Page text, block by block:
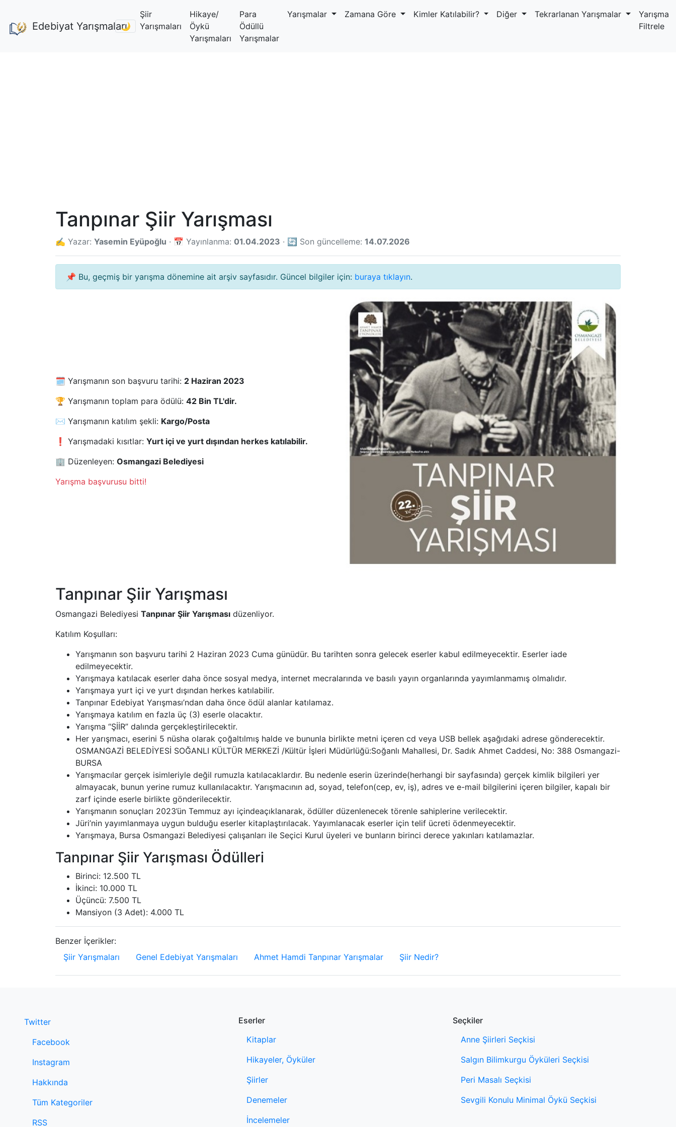
Edebiyat Yarışmaları
🌙
Şiir
Yarışmaları
Hikaye/
Öykü
Yarışmaları
Para
Ödüllü
Yarışmalar
Yarışmalar Zamana Göre Kimler Katılabilir? Diğer Tekrarlanan Yarışmalar
Yarışma
Filtrele
Tanpınar Şiir Yarışması
✍️ Yazar: Yasemin Eyüpoğlu · 📅 Yayınlanma: 01.04.2023 · 🔄 Son güncelleme: 14.07.2026
📌 Bu, geçmiş bir yarışma dönemine ait arşiv sayfasıdır. Güncel bilgiler için: buraya tıklayın.
🗓️ Yarışmanın son başvuru tarihi: 2 Haziran 2023
🏆 Yarışmanın toplam para ödülü: 42 Bin TL'dir.
✉️ Yarışmanın katılım şekli: Kargo/Posta
❗ Yarışmadaki kısıtlar: Yurt içi ve yurt dışından herkes katılabilir.
🏢 Düzenleyen: Osmangazi Belediyesi
Yarışma başvurusu bitti!
Tanpınar Şiir Yarışması
Osmangazi Belediyesi Tanpınar Şiir Yarışması düzenliyor.
Katılım Koşulları:
Yarışmanın son başvuru tarihi 2 Haziran 2023 Cuma günüdür. Bu tarihten sonra gelecek eserler kabul edilmeyecektir. Eserler iade
edilmeyecektir.
Yarışmaya katılacak eserler daha önce sosyal medya, internet mecralarında ve basılı yayın organlarında yayımlanmamış olmalıdır.
Yarışmaya yurt içi ve yurt dışından herkes katılabilir.
Tanpınar Edebiyat Yarışması’ndan daha önce ödül alanlar katılamaz.
Yarışmaya katılım en fazla üç (3) eserle olacaktır.
Yarışma “ŞİİR” dalında gerçekleştirilecektir.
Her yarışmacı, eserini 5 nüsha olarak çoğaltılmış halde ve bununla birlikte metni içeren cd veya USB bellek aşağıdaki adrese gönderecektir.
OSMANGAZİ BELEDİYESİ SOĞANLI KÜLTÜR MERKEZİ /Kültür İşleri Müdürlüğü:Soğanlı Mahallesi, Dr. Sadık Ahmet Caddesi, No: 388 Osmangazi-
BURSA
Yarışmacılar gerçek isimleriyle değil rumuzla katılacaklardır. Bu nedenle eserin üzerinde(herhangi bir sayfasında) gerçek kimlik bilgileri yer
almayacak, bunun yerine rumuz kullanılacaktır. Yarışmacının ad, soyad, telefon(cep, ev, iş), adres ve e-mail bilgilerini içeren bilgiler, kapalı bir
zarf içinde eserle birlikte gönderilecektir.
Yarışmanın sonuçları 2023’ün Temmuz ayı içindeaçıklanarak, ödüller düzenlenecek törenle sahiplerine verilecektir.
Jüri’nin yayımlanmaya uygun bulduğu eserler kitaplaştırılacak. Yayımlanacak eserler için telif ücreti ödenmeyecektir.
Yarışmaya, Bursa Osmangazi Belediyesi çalışanları ile Seçici Kurul üyeleri ve bunların birinci derece yakınları katılamazlar.
Tanpınar Şiir Yarışması Ödülleri
Birinci: 12.500 TL
İkinci: 10.000 TL
Üçüncü: 7.500 TL
Mansiyon (3 Adet): 4.000 TL
Benzer İçerikler:
Şiir Yarışmaları
Genel Edebiyat Yarışmaları Ahmet Hamdi Tanpınar Yarışmalar Şiir Nedir?
Twitter
Facebook
Instagram
Hakkında
Tüm Kategoriler
RSS
Eserler
Kitaplar
Hikayeler, Öyküler
Şiirler
Denemeler
İncelemeler
Seçkiler
Anne Şiirleri Seçkisi
Salgın Bilimkurgu Öyküleri Seçkisi
Peri Masalı Seçkisi
Sevgili Konulu Minimal Öykü Seçkisi